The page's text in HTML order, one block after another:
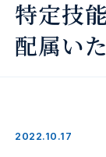
特定技
配属い
2022.10.17